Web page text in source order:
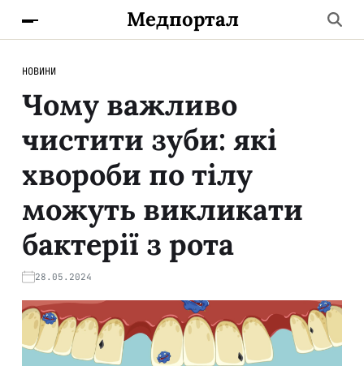
Медпортал
НОВИНИ
Чому важливо
чистити зуби: які
хвороби по тілу
можуть викликати
бактерії з рота
28.05.2024